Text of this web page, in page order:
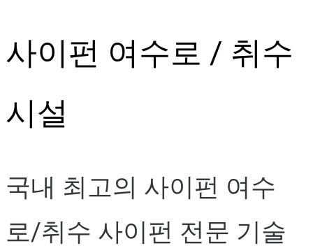
to
content
사이펀 여수로 / 취수
시설
국내 최고의 사이펀 여수
로/취수 사이펀 전문 기술